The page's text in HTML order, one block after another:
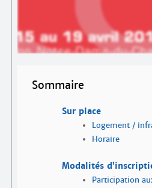
Sommaire
Sur place
Logement /
Horaire
Modalités
Participation